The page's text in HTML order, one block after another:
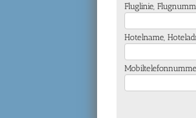
Fluglinie,
Hotelname,